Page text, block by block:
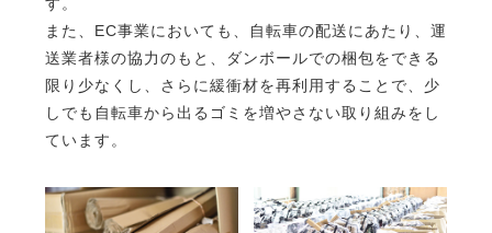
また、EC事業においても、自転車の配送にあたり、運
送業者様の協力のもと、ダンボールでの梱包をできる
限り少なくし、さらに緩衝材を再利用することで、少
しでも自転車から出るゴミを増やさない取り組みをし
ています。